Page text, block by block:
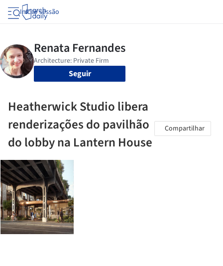
Iniciar sessão
Seguir
Heatherwick Studio libera
renderizações do pavilhão
do lobby na Lantern House
Compartilhar